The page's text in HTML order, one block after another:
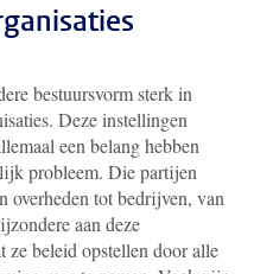
bestuursvorm sterk in
Deze instellingen
een belang hebben
probleem. Die partijen
overheden tot bedrijven, van
aan deze
ze beleid opstellen door alle